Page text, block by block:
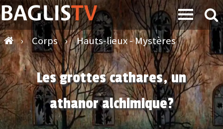
› Corps › Hauts-lieux - Mystères
Les grottes cathares, un
athanor alchimique?